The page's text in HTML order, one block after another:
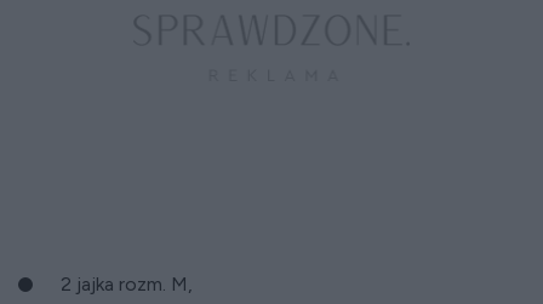
2 jajka rozm. M,